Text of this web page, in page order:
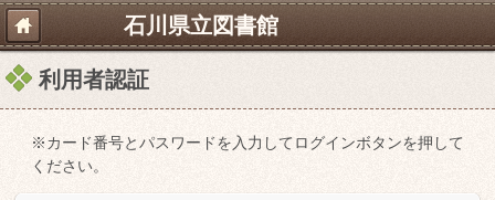
石川県立図書館
利用者認証
※カード番号とパスワードを入力してログインボタンを押して
ください。